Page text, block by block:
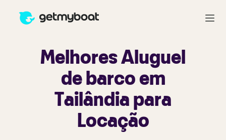
Melhores Aluguel
de barco em
Tailândia para
Locação